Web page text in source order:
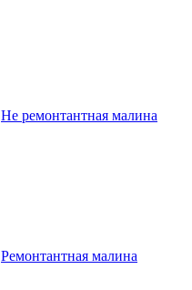
Не ремонтантная малина
Ремонтантная малина